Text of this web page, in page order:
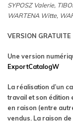
SYPOSZ Valerie,
WARTENA Witte,
VERSION GRATUITE
Une version
ExportCatalogW
La réalisation d’un
travail et son édition
en raison (entre
vendus. La raison